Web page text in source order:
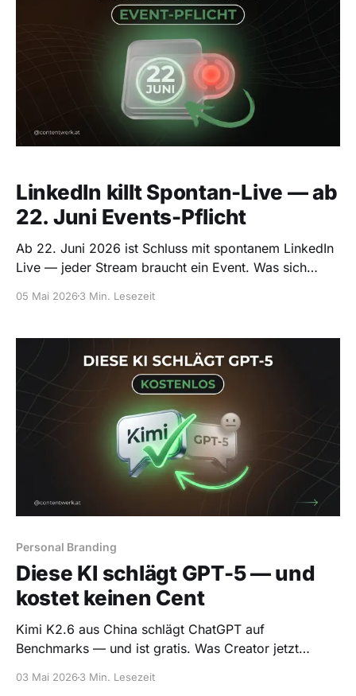
LinkedIn killt Spontan-Live — ab
22. Juni Events-Pflicht
Ab 22. Juni 2026 ist Schluss mit spontanem LinkedIn
Live — jeder Stream braucht ein Event. Was sich
05 Mai 20263 Min. Lesezeit
Personal Branding
Diese KI schlägt GPT-5 — und
kostet keinen Cent
Kimi K2.6 aus China schlägt ChatGPT auf
Benchmarks — und ist gratis. Was Creator jetzt
03 Mai 20263 Min. Lesezeit